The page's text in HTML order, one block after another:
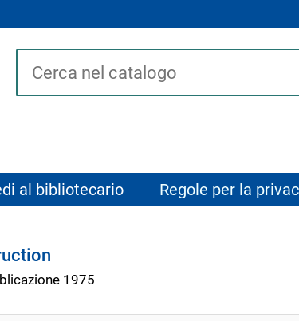
Cerca su "Catalogo"
al bibliotecario Regole per la
1975